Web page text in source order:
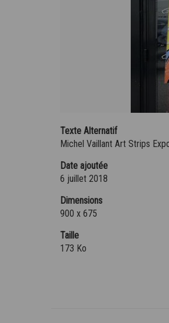
Texte Alternatif
Michel Vaillant Art Strips
Date ajoutée
6 juillet 2018
Dimensions
900 x 675
Taille
173 Ko